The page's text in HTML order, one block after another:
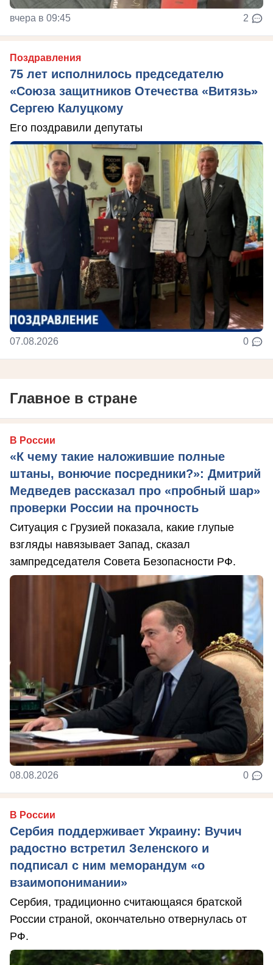
вчера в 09:45 2
Поздравления
75 лет исполнилось председателю
«Союза защитников Отечества «Витязь»
Сергею Калуцкому
Его поздравили депутаты
07.08.2026 0
Главное в стране
В России
«К чему такие наложившие полные
штаны, вонючие посредники?»: Дмитрий
Медведев рассказал про «пробный шар»
проверки России на прочность
Ситуация с Грузией показала, какие глупые
взгляды навязывает Запад, сказал
зампредседателя Совета Безопасности РФ.
08.08.2026 0
В России
Сербия поддерживает Украину: Вучич
радостно встретил Зеленского и
подписал с ним меморандум «о
взаимопонимании»
Сербия, традиционно считающаяся братской
России страной, окончательно отвернулась от
РФ.